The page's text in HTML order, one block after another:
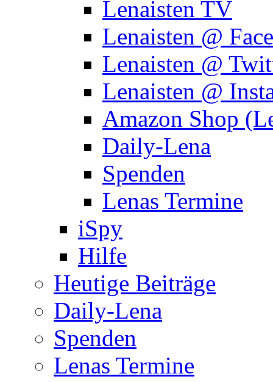
Lenaisten TV
Lenaisten @
Lenaisten @
Lenaisten @
Amazon Shop
Daily-Lena
Spenden
Lenas Termine
iSpy
Hilfe
Heutige Beiträge
Daily-Lena
Spenden
Lenas Termine